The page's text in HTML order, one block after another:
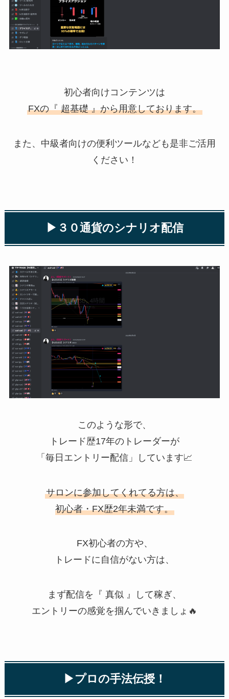
初心者向けコンテンツは
FXの『 超基礎 』から用意しております。
また、中級者向けの便利ツールなども是非ご活用
ください！
▶︎３０通貨のシナリオ配信
このような形で、
トレード歴17年のトレーダーが
「毎日エントリー配信」しています📈
サロンに参加してくれてる方は、
初心者・FX歴2年未満です。
FX初心者の方や、
トレードに自信がない方は、
まず配信を『 真似 』して稼ぎ、
エントリーの感覚を掴んでいきましょ🔥
▶︎プロの手法伝授！